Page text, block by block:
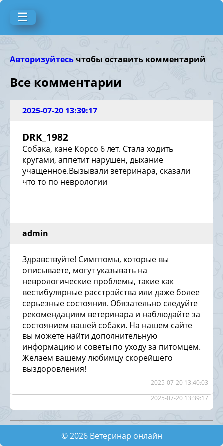
☰
Авторизуйтесь чтобы оставить комментарий
Все комментарии
2025-07-20 13:39:17
2025-07-20 13:39:17
DRK_1982
Собака, кане Корсо 6 лет. Стала ходить
кругами, аппетит нарушен, дыхание
учащенное.Вызывали ветеринара, сказали
что то по неврологии
admin
2025-07-20 13:40:03
Здравствуйте! Симптомы, которые вы
описываете, могут указывать на
неврологические проблемы, такие как
вестибулярные расстройства или даже более
серьезные состояния. Обязательно следуйте
рекомендациям ветеринара и наблюдайте за
состоянием вашей собаки. На нашем сайте
вы можете найти дополнительную
информацию и советы по уходу за питомцем.
Желаем вашему любимцу скорейшего
выздоровления!
2025-07-20 02:45:00
©2026Ветеринар онлайн